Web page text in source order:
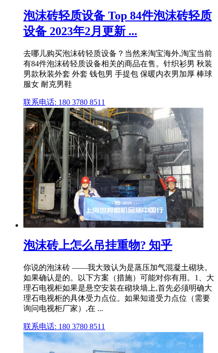
泡沫砖轻质设备 Top 84件泡沫砖轻质
设备 2023年2月更新 ...
去哪儿购买泡沫砖轻质设备？当然来淘宝海外,淘宝当前
有84件泡沫砖轻质设备相关的商品在售。针织衫男 秋装
男款秋装外套 外套 钱包男 手提包 保暖内衣男加厚 棒球
服女 耐克男鞋
联系电话: 180 3780 8511
泡沫砖上怎么吊挂重物? 知乎
你说的泡沫砖 ——我大致认为是蒸压加气混凝土砌块。
如果确认是的。以下方案（措施）可能对你有用。1、大
理石电视柜如果是悬空安装在砌块墙上,首先必须明确大
理石电视柜的具体受力点位。如果知道受力点位（需要
询问电视柜厂家）,在 ...
联系电话: 180 3780 8511